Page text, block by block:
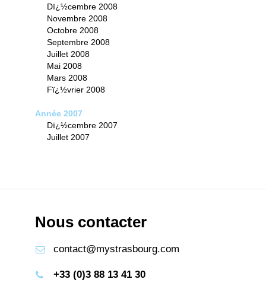
Dï¿½cembre 2008
Novembre 2008
Octobre 2008
Septembre 2008
Juillet 2008
Mai 2008
Mars 2008
Fï¿½vrier 2008
Année 2007
Dï¿½cembre 2007
Juillet 2007
Nous contacter
contact@mystrasbourg.com
+33 (0)3 88 13 41 30